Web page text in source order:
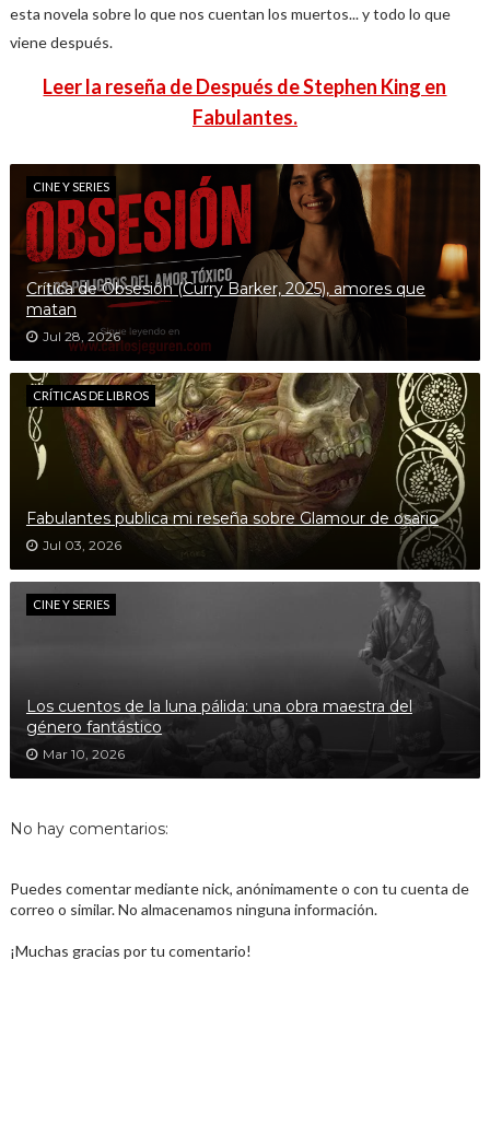
esta novela sobre lo que nos cuentan los muertos... y todo lo que
viene después.
Leer la reseña de Después de Stephen King en
Fabulantes.
CINE Y SERIES
Crítica de Obsesión (Curry Barker, 2025), amores que
matan
Jul 28, 2026
CRÍTICAS DE LIBROS
Fabulantes publica mi reseña sobre Glamour de osario
Jul 03, 2026
CINE Y SERIES
Los cuentos de la luna pálida: una obra maestra del
género fantástico
Mar 10, 2026
No hay comentarios:
Puedes comentar mediante nick, anónimamente o con tu cuenta de
correo o similar. No almacenamos ninguna información.
¡Muchas gracias por tu comentario!